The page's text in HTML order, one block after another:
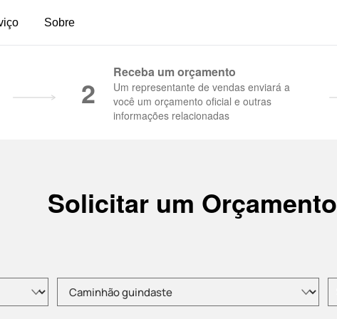
Sobre
2
Receba um orçamento
Um representante de vendas enviará a
você um orçamento oficial e outras
informações relacionadas
Solicitar um Orçamento